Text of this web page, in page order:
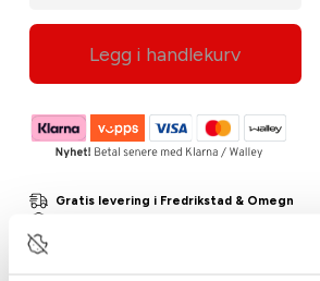
Legg i handlekurv
Gratis levering i Fredrikstad & Omegn